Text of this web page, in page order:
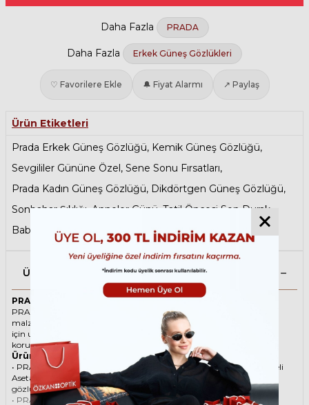
Daha Fazla PRADA
Daha Fazla Erkek Güneş Gözlükleri
♡ Favorilere Ekle 🔔 Fiyat Alarmı ↗ Paylaş
Ürün Etiketleri
Prada Erkek Güneş Gözlüğü, Kemik Güneş Gözlüğü,
Sevgililer Gününe Özel, Sene Sonu Fırsatları,
Prada Kadın Güneş Gözlüğü, Dikdörtgen Güneş Gözlüğü,
Sonbahar Şıklığı,Anneler Günü,Tatil Öncesi Son Durak
Babalar Günü
Ürün Açıklaması
PRADA 10YS 08U0AO 55 Gri Unisex Güneş Gözlüğü
PRADA ikonik Dikdörtgen Asetat güneş gözlüğü, tarzı ve kaliteli
malzemesi ile göz alıcı bir aksesuar. Hem erkekler hem de kadınlar
için uygun olan bu güneş gözlüğü, güneşin zararlı ışınlarından
korunmanızı sağlarken, stilinizi de yansıtır.
Ürün Faydaları
• PRADA 10YS 08U0AO 55 Gri Unisex güneş gözlüğü, yüksek kaliteli
Asetat çerçeveye ve Organik lense sahiptir. Bu malzemeler, güneş
gözlüğünüzün uzun ömürlü, dayanıklı ve konforlu olmasını sağlar.
• PRADA 10YS 08U0AO 55 Unisex Gri güneş gözlüğü, %100 UV